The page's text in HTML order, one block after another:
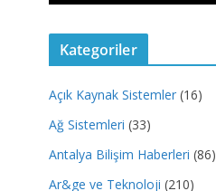
Kategoriler
Açık Kaynak Sistemler (16)
Ağ Sistemleri (33)
Antalya Bilişim Haberleri (86)
Ar&ge ve Teknoloji (210)